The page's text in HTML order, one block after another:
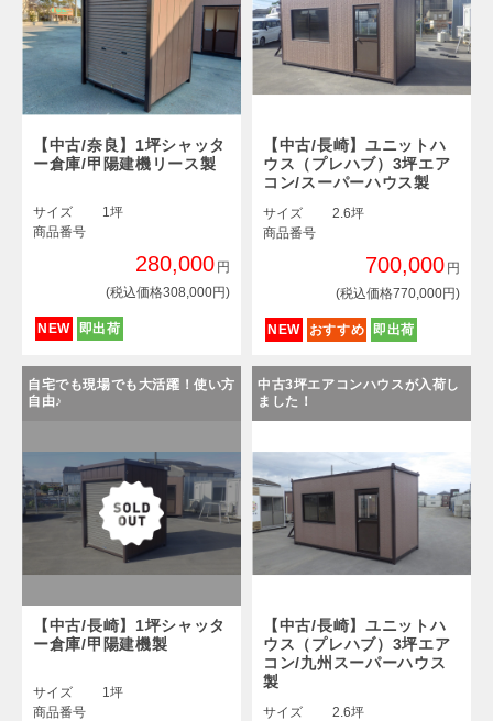
【中古/奈良】1坪シャッタ
ー倉庫/甲陽建機リース製
サイズ
1坪
商品番号
280,000 円
(税込価格308,000円)
NEW 即出荷
【中古/長崎】ユニットハ
ウス（プレハブ）3坪エア
コン/スーパーハウス製
サイズ
2.6坪
商品番号
700,000 円
(税込価格770,000円)
NEW おすすめ 即出荷
自宅でも現場でも大活躍！使い方
自由♪
【中古/長崎】1坪シャッタ
ー倉庫/甲陽建機製
サイズ
1坪
商品番号
中古3坪エアコンハウスが入荷し
ました！
【中古/長崎】ユニットハ
ウス（プレハブ）3坪エア
コン/九州スーパーハウス
製
サイズ
2.6坪